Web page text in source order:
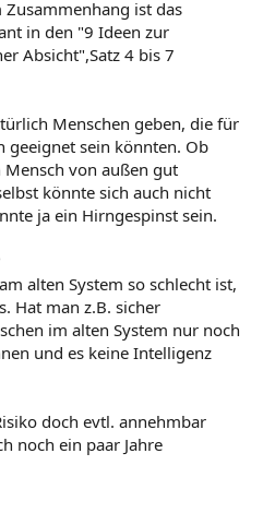
ist das
in den "9 Ideen zur
Absicht",Satz 4 bis 7
Menschen geben, die für
geeignet sein könnten. Ob
von außen gut
könnte sich auch nicht
ja ein Hirngespinst sein.
alten System so schlecht ist,
Hat man z.B. sicher
im alten System nur noch
und es keine Intelligenz
doch evtl. annehmbar
noch ein paar Jahre